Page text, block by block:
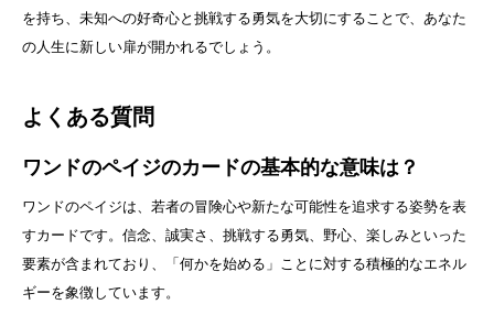
を持ち、未知への好奇心と挑戦する勇気を大切にすることで、あなた
の人生に新しい扉が開かれるでしょう。
よくある質問
ワンドのペイジのカードの基本的な意味は？
ワンドのペイジは、若者の冒険心や新たな可能性を追求する姿勢を表
すカードです。信念、誠実さ、挑戦する勇気、野心、楽しみといった
要素が含まれており、「何かを始める」ことに対する積極的なエネル
ギーを象徴しています。